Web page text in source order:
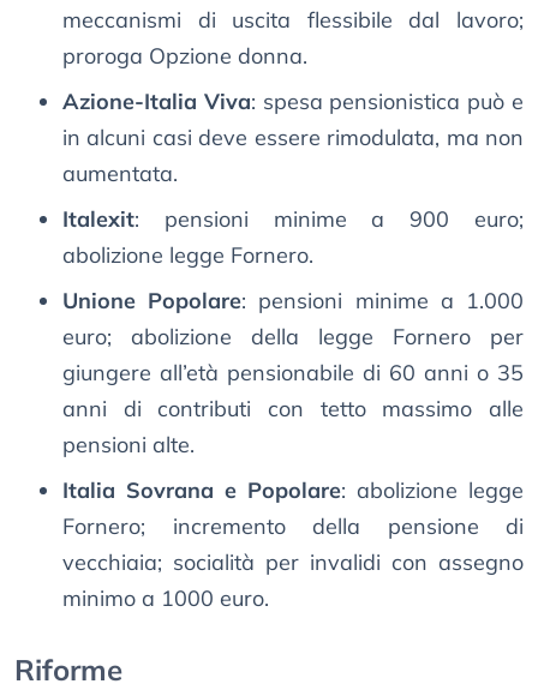
meccanismi di uscita flessibile dal lavoro;
proroga Opzione donna.
Azione-Italia Viva: spesa pensionistica può e
in alcuni casi deve essere rimodulata, ma non
aumentata.
Italexit: pensioni minime a 900 euro;
abolizione legge Fornero.
Unione Popolare: pensioni minime a 1.000
euro; abolizione della legge Fornero per
giungere all’età pensionabile di 60 anni o 35
anni di contributi con tetto massimo alle
pensioni alte.
Italia Sovrana e Popolare: abolizione legge
Fornero; incremento della pensione di
vecchiaia; socialità per invalidi con assegno
minimo a 1000 euro.
Riforme